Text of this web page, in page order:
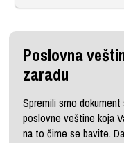
Poslovna
zaradu
Spremili smo
poslovne veštine koja
na to čime se bavite.